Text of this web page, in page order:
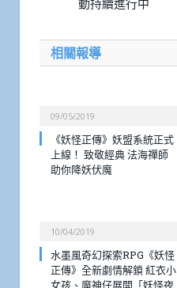
動持續進行中
相關報導
09/05/2019
《妖怪正傳》妖盟系統正式
上線！ 致敬經典 法海禪師
助你降妖伏魔
10/04/2019
水墨風奇幻探索RPG《妖怪
正傳》全新劇情解鎖 紅衣小
女孩、魔神仔展開「妖怪夜